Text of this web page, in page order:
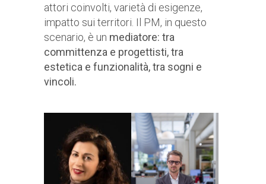
attori coinvolti, varietà di esigenze,
impatto sui territori. Il PM, in questo
scenario, è un mediatore: tra
committenza e progettisti, tra
estetica e funzionalità, tra sogni e
vincoli.